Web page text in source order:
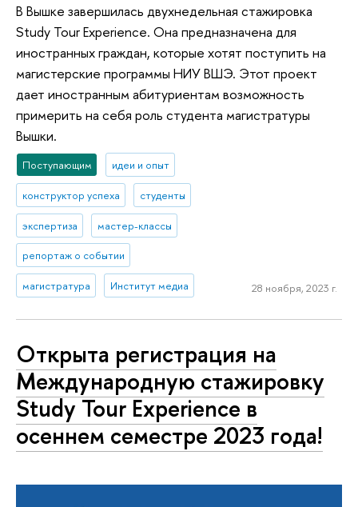
В Вышке завершилась двухнедельная стажировка
Study Tour Experience. Она предназначена для
иностранных граждан, которые хотят поступить на
магистерские программы НИУ ВШЭ. Этот проект
дает иностранным абитуриентам возможность
примерить на себя роль студента магистратуры
Вышки.
Поступающим идеи и опыт
конструктор успеха студенты
экспертиза мастер-классы
репортаж о событии
магистратура Институт медиа 28 ноября, 2023 г.
Открыта регистрация на
Международную стажировку
Study Tour Experience в
осеннем семестре 2023 года!